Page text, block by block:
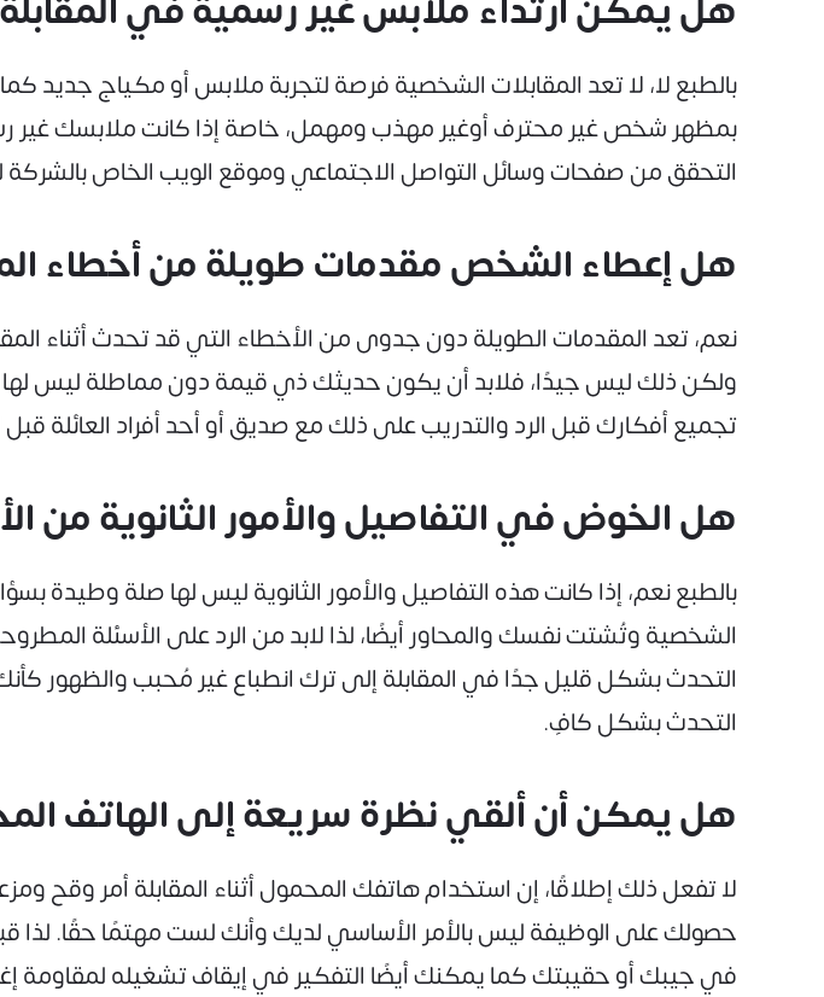
بالطبع لا، لا تعد المقابلات الشخصية فرصة لتجربة ملابس أو مكياج
بمظهر شخص غير محترف أوغير مهذب ومهمل، خاصة إذا كانت ملابسك غير
التحقق من صفحات وسائل التواصل الاجتماعي وموقع الويب الخاص بالشركة
هل إعطاء الشخص مقدمات طويلة من أخطاء
نعم، تعد المقدمات الطويلة دون جدوى من الأخطاء التي قد تحدث أثناء
ولكن ذلك ليس جيدًا، فلابد أن يكون حديثك ذي قيمة دون مماطلة ليس
تجميع أفكارك قبل الرد والتدريب على ذلك مع صديق أو أحد أفراد العائلة قبل
هل الخوض في التفاصيل والأمور الثانوية من
بالطبع نعم، إذا كانت هذه التفاصيل والأمور الثانوية ليس لها صلة وطيدة
الشخصية وتُشتت نفسك والمحاور أيضًا، لذا لابد من الرد على الأسئلة
التحدث بشكل قليل جدًا في المقابلة إلى ترك انطباع غير مُحبب والظهور
التحدث بشكل كافٍ.
هل يمكن أن ألقي نظرة سريعة إلى الهاتف
لا تفعل ذلك إطلاقًا، إن استخدام هاتفك المحمول أثناء المقابلة أمر
حصولك على الوظيفة ليس بالأمر الأساسي لديك وأنك لست مهتمًا حقًا.
في جيبك أو حقيبتك كما يمكنك أيضًا التفكير في إيقاف تشغيله لمقاومة